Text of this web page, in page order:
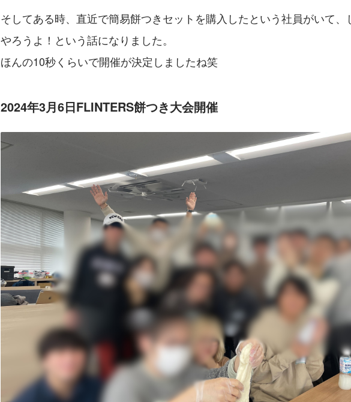
そしてある時、直近で簡易餅つきセットを購入したという社員がいて、
やろうよ！という話になりました。
ほんの10秒くらいで開催が決定しましたね笑
2024年3月6日FLINTERS餅つき大会開催